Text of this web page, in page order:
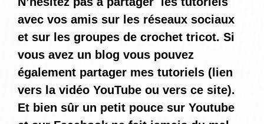
avec vos amis sur les réseaux sociaux
et sur les groupes de crochet tricot. Si
vous avez un blog vous pouvez
également partager mes tutoriels (lien
vers la vidéo YouTube ou vers ce site).
Et bien sûr un petit pouce sur Youtube